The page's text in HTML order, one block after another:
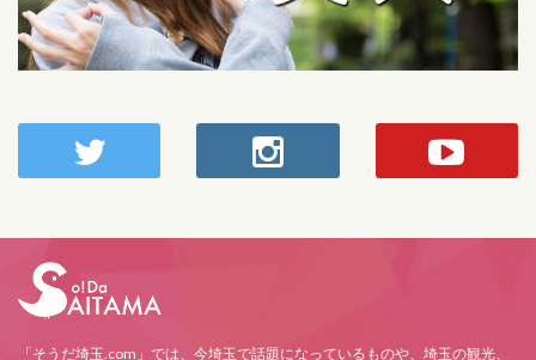
「そうだ埼玉.com」では、今埼玉で話題になっているものや、埼玉の観光、